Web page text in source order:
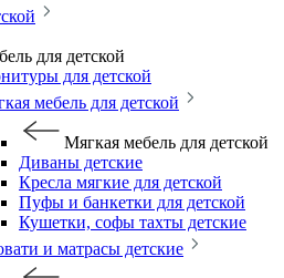
для детской
для детской
мебель для детской
Мягкая мебель для детской
Диваны детские
Кресла мягкие для детской
Пуфы и банкетки для детской
Кушетки, софы тахты детские
и матрасы детские